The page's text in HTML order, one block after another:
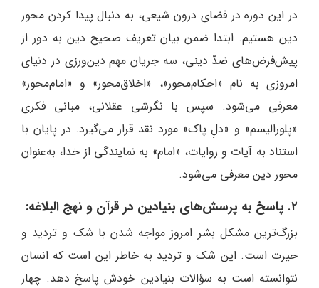
در این دوره در فضای درون شیعی، به دنبال پیدا کردن محور
دین هستیم. ابتدا ضمن بیان تعریف صحیح دین به دور از
پیش‌فرض‌های ضدّ دینی، سه جریان مهم دین‌ورزی در دنیای
امروزی به نام «احکام‌محور»، «اخلاق‌محور» و «امام‌محور»
معرفی می‌شود. سپس با نگرشی عقلانی، مبانی فکری
«پلورالیسم» و «دلِ پاک» مورد نقد قرار می‌گیرد. در پایان با
استناد به آیات و روایات، «امام» به نمایندگی از خدا، به‌عنوان
محور دین معرفی می‌شود.
2. پاسخ به پرسش‌های بنیادین در قرآن و نهج البلاغه:
بزرگ‌ترین مشکل بشر امروز مواجه شدن با شک و تردید و
حیرت است. این شک و تردید به خاطر این است که انسان
نتوانسته است به سؤالات بنیادین خودش پاسخ دهد. چهار